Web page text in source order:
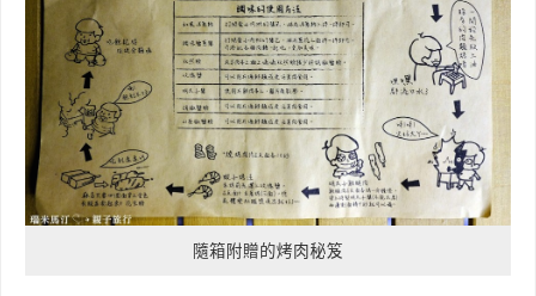
隨箱附贈的烤肉秘笈